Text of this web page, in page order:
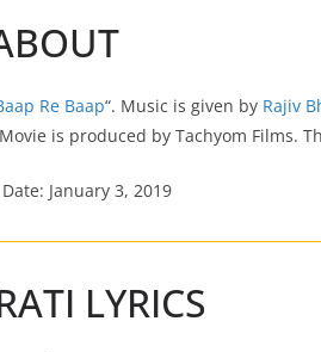
Re Baap“. Music is given by Rajiv
is produced by Tachyom Films.
January 3, 2019
LYRICS